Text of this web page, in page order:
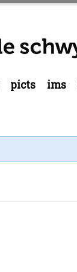
picts ims